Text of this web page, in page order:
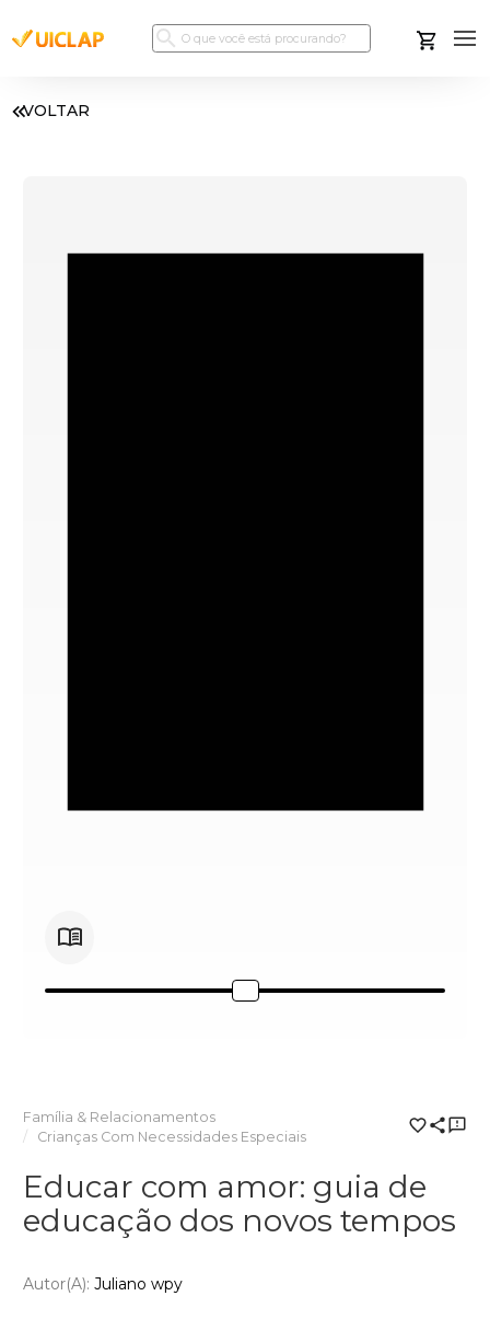
VOLTAR
Família & Relacionamentos
Crianças Com Necessidades Especiais
Educar com amor: guia de
educação dos novos tempos
Autor(a): Juliano wpy